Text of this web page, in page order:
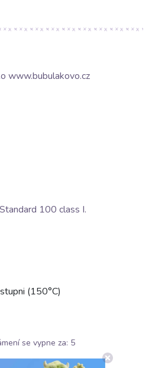
www.bubulakovo.cz
100 class I.
(150°C)
se vypne za: 5